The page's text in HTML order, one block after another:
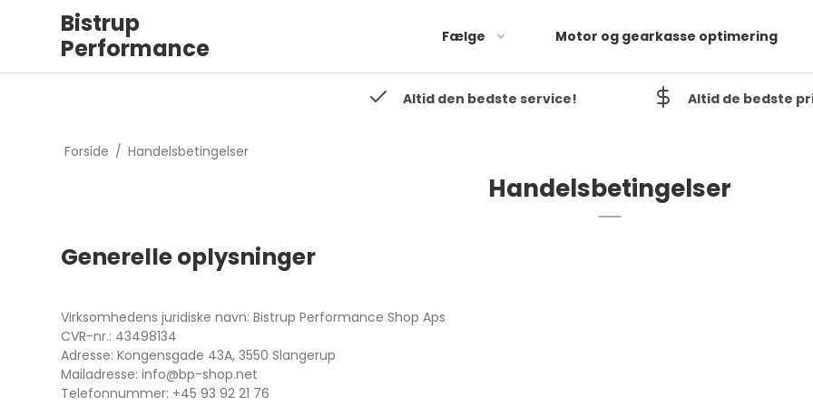
Bistrup
Performance
Fælge Motor og gearkasse optimering
Altid den bedste service! Altid de bedste
Forside / Handelsbetingelser
Handelsbetingelser
Generelle oplysninger
Virksomhedens juridiske navn: Bistrup Performance Shop Aps
CVR-nr.: 43498134
Adresse: Kongensgade 43A, 3550 Slangerup
Mailadresse: info@bp-shop.net
Telefonnummer: +45 93 92 21 76